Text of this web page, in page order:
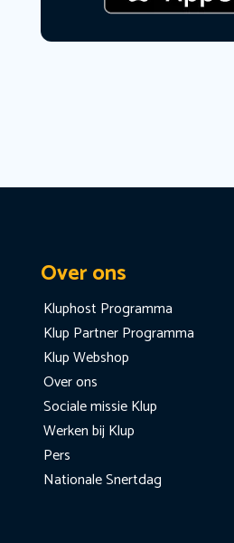
Over ons
Kluphost Programma
Klup Partner Programma
Klup Webshop
Over ons
Sociale missie Klup
Werken bij Klup
Pers
Nationale Snertdag